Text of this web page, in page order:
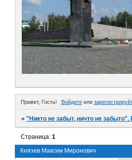
Привет, Гость! Войдитеили
»"Никто не забыт, ничто не
Князев Максим Миронович
Страница:1